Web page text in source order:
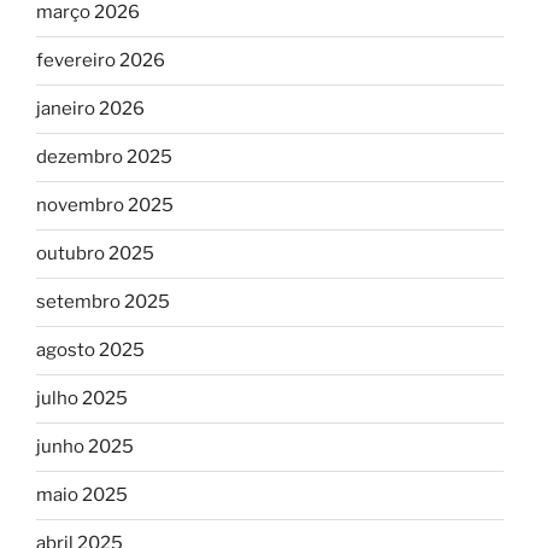
março 2026
fevereiro 2026
janeiro 2026
dezembro 2025
novembro 2025
outubro 2025
setembro 2025
agosto 2025
julho 2025
junho 2025
maio 2025